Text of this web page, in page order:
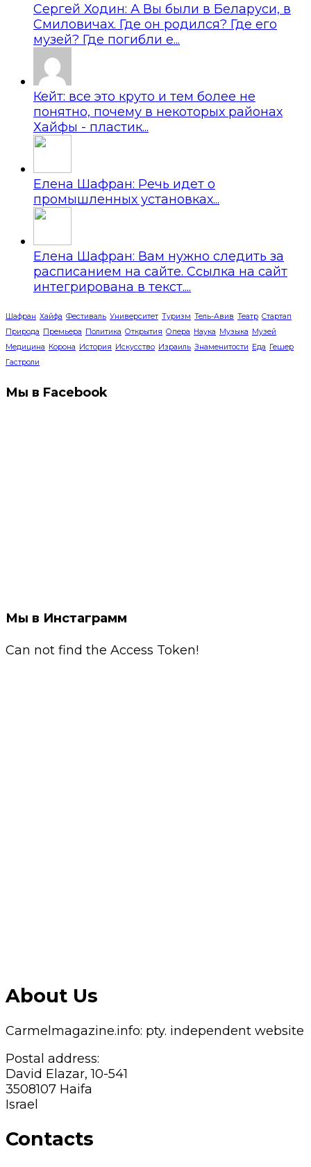
Сергей Ходин: А Вы были в Беларуси, в
Смиловичах. Где он родился? Где его
музей? Где погибли е...
Кейт: все это круто и тем более не
понятно, почему в некоторых районах
Хайфы - пластик...
Елена Шафран: Речь идет о
промышленных установках...
Елена Шафран: Вам нужно следить за
расписанием на сайте. Ссылка на сайт
интегрирована в текст....
Шафран Хайфа Фестиваль Университет Туризм Тель-Авив Театр Стартап
Природа Премьера Политика Открытия Опера Наука Музыка Музей
Медицина Корона История Искусство Израиль Знаменитости Еда Гешер
Гастроли
Мы в Facebook
Мы в Инстаграмм
Can not find the Access Token!
About Us
Carmelmagazine.info: pty. independent website
Postal address:
David Elazar, 10-541
3508107 Haifa
Israel
Contacts